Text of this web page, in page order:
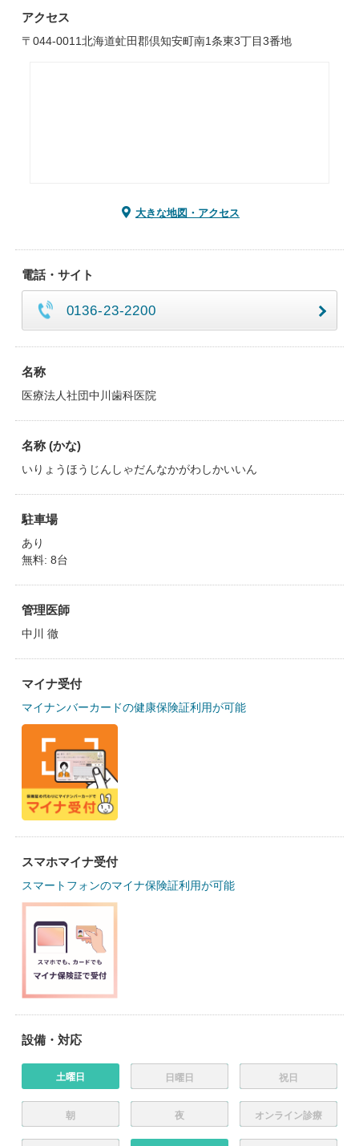
アクセス
〒044-0011北海道虻田郡倶知安町南1条東3丁目3番地
大きな地図・アクセス
電話・サイト
0136-23-2200
名称
医療法人社団中川歯科医院
名称 (かな)
いりょうほうじんしゃだんなかがわしかいいん
駐車場
あり
無料: 8台
管理医師
中川 徹
マイナ受付
マイナンバーカードの健康保険証利用が可能
スマホマイナ受付
スマートフォンのマイナ保険証利用が可能
設備・対応
土曜日 日曜日 祝日
朝 夜 オンライン診療